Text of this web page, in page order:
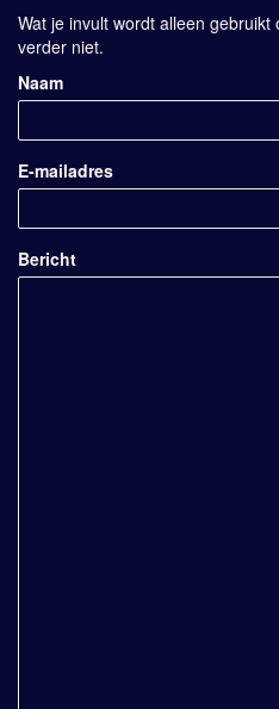
Wat je invult wordt alleen
verder niet.
Naam
E-mailadres
Bericht